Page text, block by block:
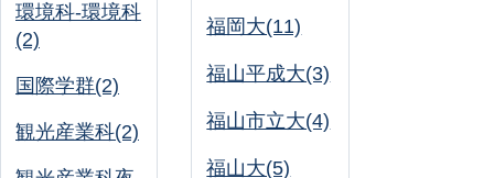
環境科-環境科
(2)
国際学群(2)
観光産業科(2)
福岡大(11)
福山平成大(3)
福山市立大(4)
福山大(5)